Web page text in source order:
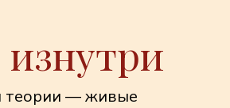
главных партий
, актрис и
времени
—